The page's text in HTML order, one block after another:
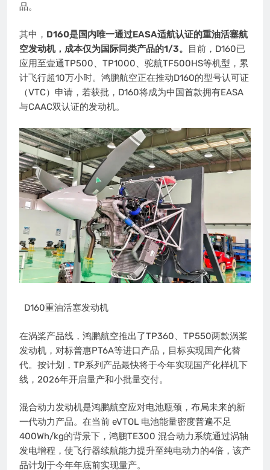
品。
其中， D160是国内唯一通过EASA适航认证的重油活塞航
空发动机，成本仅为国际同类产品的1/3。
目前，D160已
应用至壹通TP500、TP1000、驼航TF500HS等机型，累
计飞行超10万小时。鸿鹏航空正在推动D160的型号认可证
（VTC）申请，若获批，D160将成为中国首款拥有EASA
与CAAC双认证的发动机。
D160重油活塞发动机
在涡桨产品线，鸿鹏航空推出了TP360、TP550两款涡桨
发动机，对标普惠PT6A等进口产品，目标实现国产化替
代。按计划，TP系列产品最快将于今年实现国产化样机下
线，2026年开启量产和小批量交付。
混合动力发动机是鸿鹏航空应对电池瓶颈，布局未来的新
一代动力产品。在当前 eVTOL 电池能量密度普遍不足
400Wh/kg的背景下，鸿鹏TE300 混合动力系统通过涡轴
发电增程，使飞行器续航能力提升至纯电动力的4倍，该产
品计划于今年年底前实现量产。